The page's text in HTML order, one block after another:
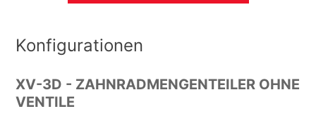
Konfigurationen
XV-3D - ZAHNRADMENGENTEILER OHNE
VENTILE